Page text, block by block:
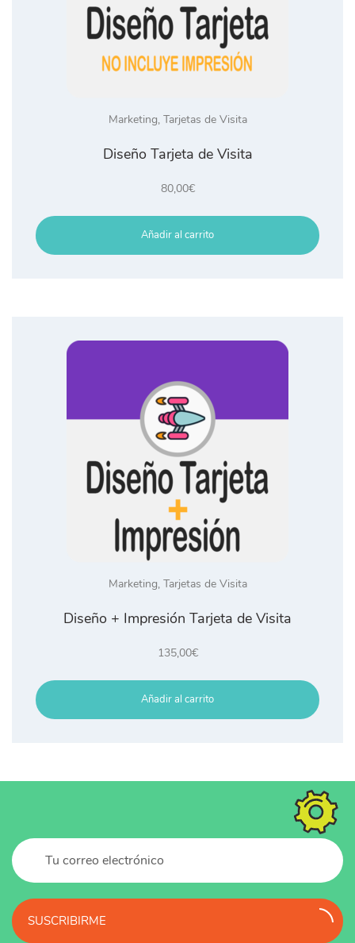
Marketing, Tarjetas de Visita
Diseño Tarjeta de Visita
80,00€
Añadir al carrito
Marketing, Tarjetas de Visita
Diseño + Impresión Tarjeta de Visita
135,00€
Añadir al carrito
SUSCRIBIRME